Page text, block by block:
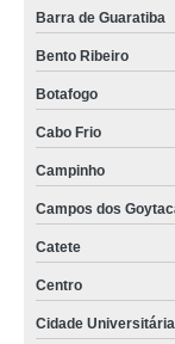
projeto para rack ti
racks de ti metálicos
rack de ti metálico
projeto para rack ti
rack de ti de metal
racks metálico de ti
projeto para rack de ti
racks de ti metálicos
racks ti suspensos
Barra de Guaratiba
Bento Ribeiro
Botafogo
Cabo Frio
Campinho
Campos dos
Catete
Centro
Cidade Universitária